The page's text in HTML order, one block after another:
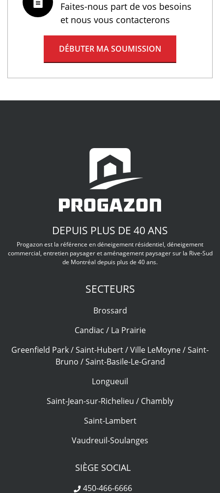
Faites-nous part de vos besoins
et nous vous contacterons
DÉBUTER MA SOUMISSION
DEPUIS PLUS DE 40 ANS
Progazon est la référence en déneigement résidentiel, déneigement
commercial, entretien paysager et aménagement paysager sur la Rive-Sud
de Montréal depuis plus de 40 ans.
SECTEURS
Brossard
Candiac / La Prairie
Greenfield Park / Saint-Hubert / Ville LeMoyne / Saint-
Bruno / Saint-Basile-Le-Grand
Longueuil
Saint-Jean-sur-Richelieu / Chambly
Saint-Lambert
Vaudreuil-Soulanges
SIÈGE SOCIAL
450-466-6666